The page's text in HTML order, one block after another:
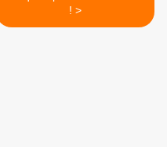
! >